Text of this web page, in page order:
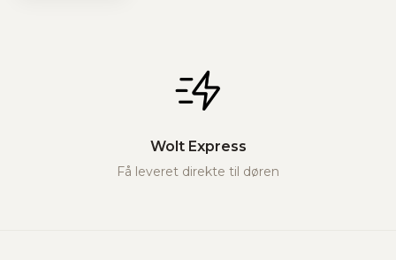
Wolt Express
Få leveret direkte til døren